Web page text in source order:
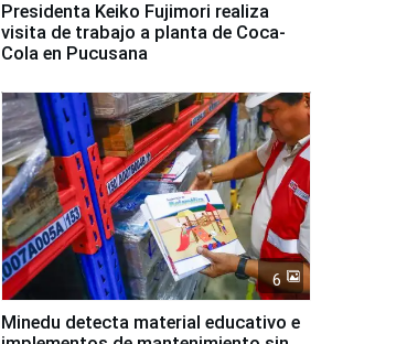
Presidenta Keiko Fujimori realiza
visita de trabajo a planta de Coca-
Cola en Pucusana
6
Minedu detecta material educativo e